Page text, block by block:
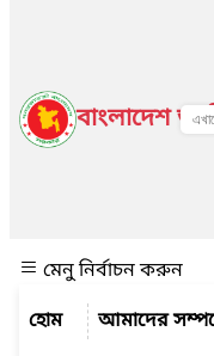
বাংলাদেশ
মেনু নির্বাচন করুন
আমাদের